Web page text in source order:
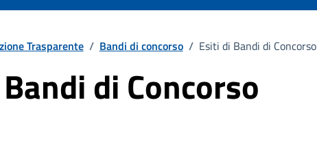
Trasparente / Bandi di concorso / Esiti di Bandi di Concorso
di Concorso